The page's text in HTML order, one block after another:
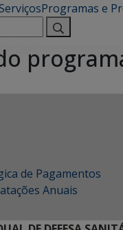
Programas e
de Pagamentos
Anuais